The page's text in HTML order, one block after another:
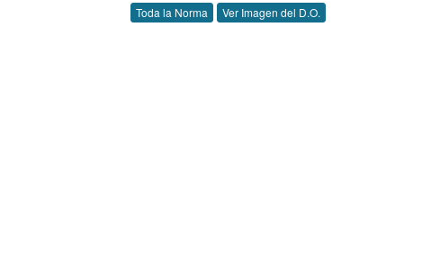
Toda la Norma Ver Imagen del D.O.